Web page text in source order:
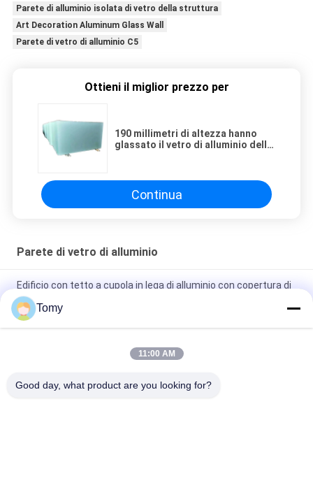
Parete di alluminio isolata di vetro della struttura
Art Decoration Aluminum Glass Wall
Parete di vetro di alluminio C5
Ottieni il miglior prezzo per
190 millimetri di altezza hanno
glassato il vetro di alluminio della
Continua
Parete di vetro di alluminio
Edificio con tetto a cupola in lega di alluminio con copertura di
lucernario in lamiera di fibra di FRP
Sistemi di facciata continua in vetro a basso consumo
toilette/bagno
Tomy
11:00 AM
Good day, what product are you looking for?